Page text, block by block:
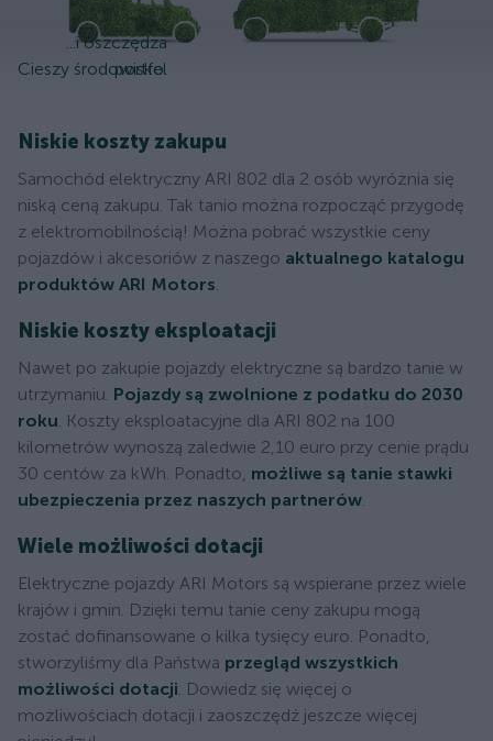
Cieszy środowisko.
...i oszczędza
portfel
Niskie koszty zakupu
Samochód elektryczny ARI 802 dla 2 osób wyróżnia się
niską ceną zakupu. Tak tanio można rozpocząć przygodę
z elektromobilnością! Można pobrać wszystkie ceny
pojazdów i akcesoriów z naszego aktualnego katalogu
produktów ARI Motors
Niskie koszty eksploatacji
Nawet po zakupie pojazdy elektryczne są bardzo tanie w
utrzymaniu. Pojazdy są zwolnione z podatku do 2030
roku . Koszty eksploatacyjne dla ARI 802 na 100
kilometrów wynoszą zaledwie 2,10 euro przy cenie prądu
30 centów za kWh. Ponadto, możliwe są tanie stawki
ubezpieczenia przez naszych partnerów
Wiele możliwości dotacji
Elektryczne pojazdy ARI Motors są wspierane przez wiele
krajów i gmin. Dzięki temu tanie ceny zakupu mogą
zostać dofinansowane o kilka tysięcy euro. Ponadto,
stworzyliśmy dla Państwa przegląd wszystkich
możliwości dotacji . Dowiedz się więcej o
możliwościach dotacji i zaoszczędź jeszcze więcej